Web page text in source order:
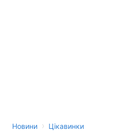
Новини › Цікавинки